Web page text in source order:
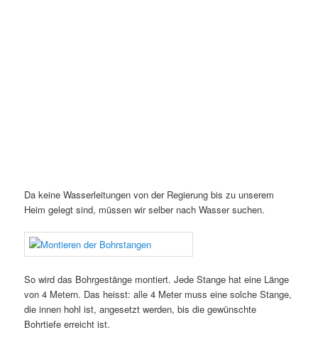
Da keine Wasserleitungen von der Regierung bis zu unserem
Heim gelegt sind, müssen wir selber nach Wasser suchen.
So wird das Bohrgestänge montiert. Jede Stange hat eine Länge
von 4 Metern. Das heisst: alle 4 Meter muss eine solche Stange,
die innen hohl ist, angesetzt werden, bis die gewünschte
Bohrtiefe erreicht ist.